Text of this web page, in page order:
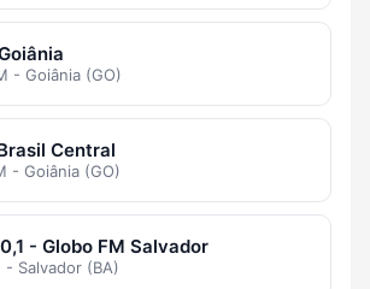
- Goiânia (GO)
Central
- Goiânia (GO)
- Globo FM Salvador
- Salvador (BA)